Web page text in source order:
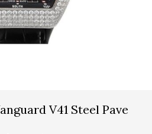
V41 Steel Pave